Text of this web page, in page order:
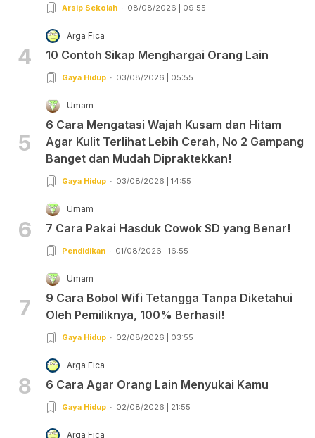
Arsip Sekolah 08/08/2026 | 09:55
4
Arga Fica
10 Contoh Sikap Menghargai Orang Lain
Gaya Hidup 03/08/2026 | 05:55
5
Umam
6 Cara Mengatasi Wajah Kusam dan Hitam
Agar Kulit Terlihat Lebih Cerah, No 2 Gampang
Banget dan Mudah Dipraktekkan!
Gaya Hidup 03/08/2026 | 14:55
6
Umam
7 Cara Pakai Hasduk Cowok SD yang Benar!
Pendidikan 01/08/2026 | 16:55
7
Umam
9 Cara Bobol Wifi Tetangga Tanpa Diketahui
Oleh Pemiliknya, 100% Berhasil!
Gaya Hidup 02/08/2026 | 03:55
8
Arga Fica
6 Cara Agar Orang Lain Menyukai Kamu
Gaya Hidup 02/08/2026 | 21:55
Arga Fica